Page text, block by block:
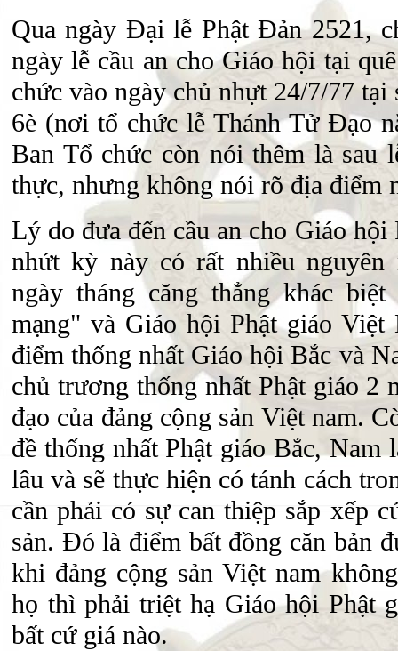
Qua ngày Đại lễ Phật Đản 2521,
ngày lễ cầu an cho Giáo hội tại
chức vào ngày chủ nhựt 24/7/77 tại
6è (nơi tổ chức lễ Thánh Tử Đạo
Ban Tổ chức còn nói thêm là sau
thực, nhưng không nói rõ địa điểm
Lý do đưa đến cầu an cho Giáo
nhứt kỳ này có rất nhiều nguyên
ngày tháng căng thẳng khác
mạng" và Giáo hội Phật giáo Việt
điểm thống nhất Giáo hội Bắc và
chủ trương thống nhất Phật giáo 2
đạo của đảng cộng sản Việt nam.
đề thống nhất Phật giáo Bắc, Nam
lâu và sẽ thực hiện có tánh cách
cần phải có sự can thiệp sắp xếp
sản. Đó là điểm bất đồng căn bản
khi đảng cộng sản Việt nam
họ thì phải triệt hạ Giáo hội Phật
bất cứ giá nào.